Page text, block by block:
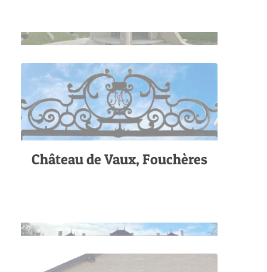
Château de Vaux, Fouchères